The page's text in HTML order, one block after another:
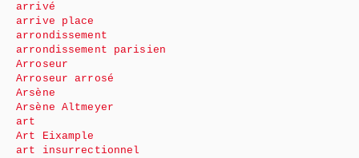
arrivé
arrive place
arrondissement
arrondissement parisien
Arroseur
Arroseur arrosé
Arsène
Arsène Altmeyer
art
Art Eixample
art insurrectionnel